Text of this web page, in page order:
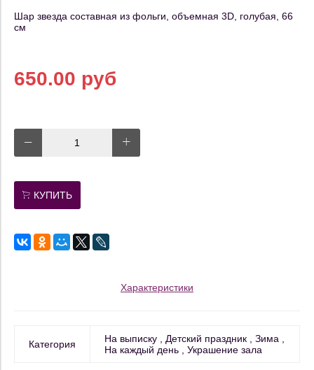
Шар звезда составная из фольги, объемная 3D, голубая, 66
см
650.00 руб
КУПИТЬ
Характеристики
Категория На выписку Детский праздник
Зима
На каждый день
Украшение зала